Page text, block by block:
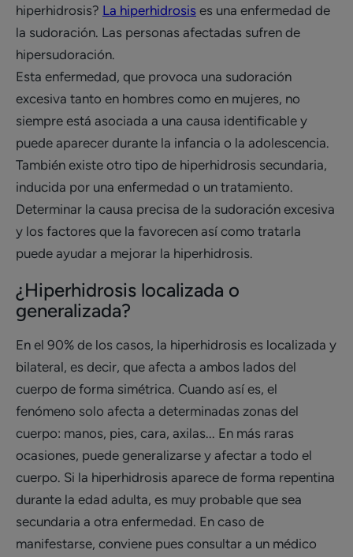
hiperhidrosis? La hiperhidrosis es una enfermedad de
la sudoración. Las personas afectadas sufren de
hipersudoración.
Esta enfermedad, que provoca una sudoración
excesiva tanto en hombres como en mujeres, no
siempre está asociada a una causa identificable y
puede aparecer durante la infancia o la adolescencia.
También existe otro tipo de hiperhidrosis secundaria,
inducida por una enfermedad o un tratamiento.
Determinar la causa precisa de la sudoración excesiva
y los factores que la favorecen así como tratarla
puede ayudar a mejorar la hiperhidrosis.
¿Hiperhidrosis localizada o
generalizada?
En el 90% de los casos, la hiperhidrosis es localizada y
bilateral, es decir, que afecta a ambos lados del
cuerpo de forma simétrica. Cuando así es, el
fenómeno solo afecta a determinadas zonas del
cuerpo: manos, pies, cara, axilas... En más raras
ocasiones, puede generalizarse y afectar a todo el
cuerpo. Si la hiperhidrosis aparece de forma repentina
durante la edad adulta, es muy probable que sea
secundaria a otra enfermedad. En caso de
manifestarse, conviene pues consultar a un médico